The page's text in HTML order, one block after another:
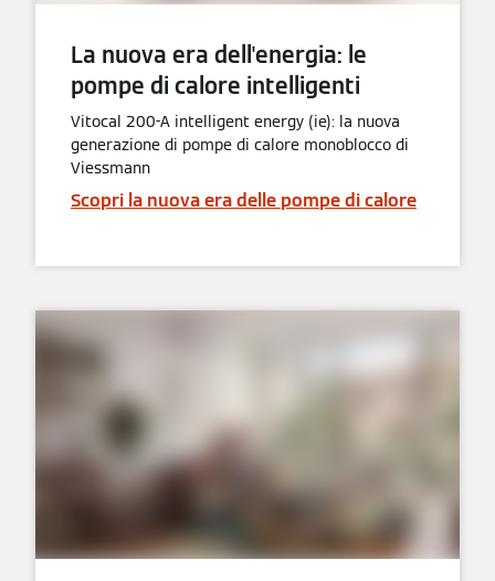
La nuova era dell'energia: ​le
pompe di calore intelligenti​
Vitocal 200-A intelligent energy (ie): la nuova
generazione di pompe di calore monoblocco di
Viessmann​
Scopri la nuova era delle pompe di calore